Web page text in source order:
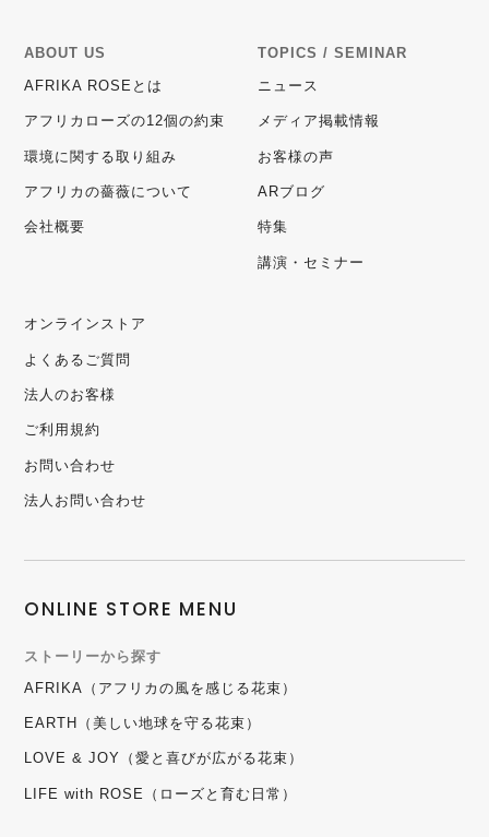
ABOUT US
AFRIKA ROSEとは
アフリカローズの12個の約束
環境に関する取り組み
アフリカの薔薇について
会社概要
TOPICS / SEMINAR
ニュース
メディア掲載情報
お客様の声
ARブログ
特集
講演・セミナー
オンラインストア
よくあるご質問
法人のお客様
ご利用規約
お問い合わせ
法人お問い合わせ
ONLINE STORE MENU
ストーリーから探す
AFRIKA（アフリカの風を感じる花束）
EARTH（美しい地球を守る花束）
LOVE & JOY（愛と喜びが広がる花束）
LIFE with ROSE（ローズと育む日常）